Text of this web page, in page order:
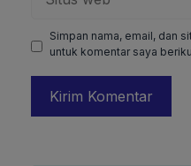
web
Simpan nama, email, dan
untuk komentar saya